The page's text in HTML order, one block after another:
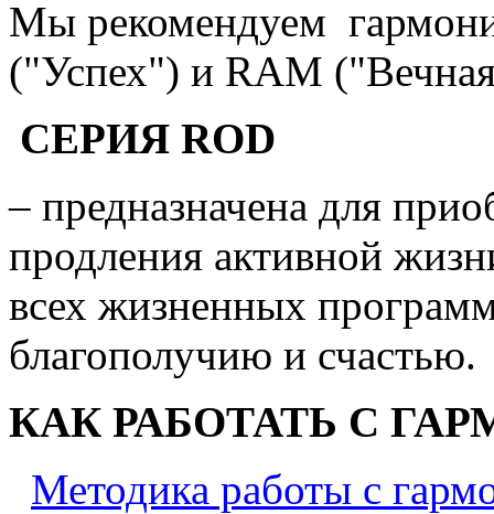
Мы рекомендуем
("Успех") и RAM
СЕРИЯ ROD
– предназначена для
продления активной
всех жизненных
благополучию и счастью.
КАК РАБОТАТЬ С
Методика работы с